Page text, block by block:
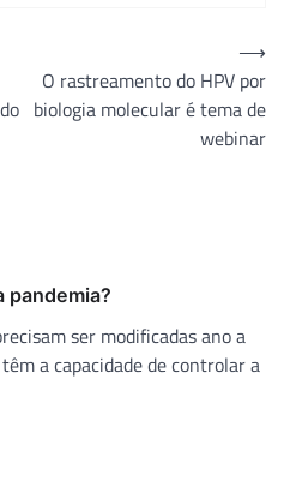
O rastreamento do HPV por
biologia molecular é tema de
webinar
⟶
pandemia?
ser modificadas ano a
a capacidade de controlar a